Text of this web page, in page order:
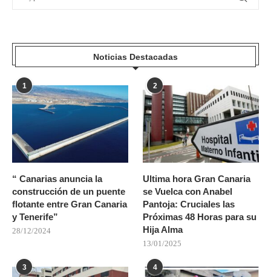
Noticias Destacadas
1
“ Canarias anuncia la
construcción de un puente
flotante entre Gran Canaria
y Tenerife”
28/12/2024
2
Ultima hora Gran Canaria
se Vuelca con Anabel
Pantoja: Cruciales las
Próximas 48 Horas para su
Hija Alma
13/01/2025
3 4